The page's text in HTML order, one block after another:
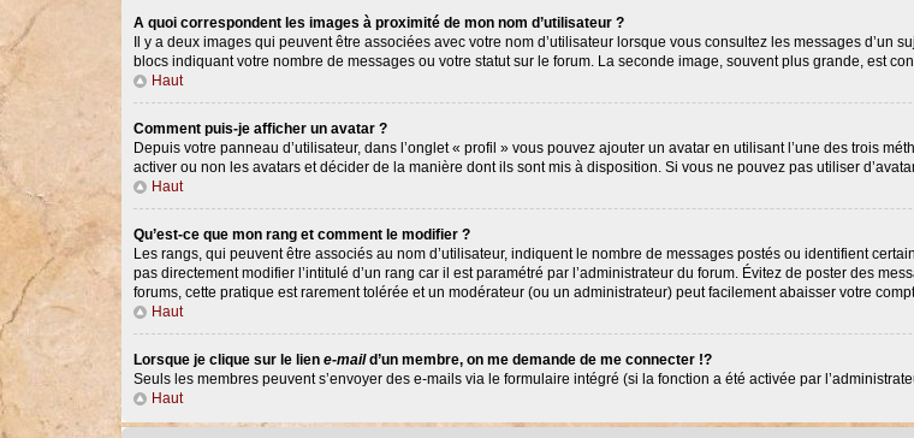
A quoi correspondent les images à proximité de mon nom d’utilisateur ?
Il y a deux images qui peuvent être associées avec votre nom d’utilisateur lorsque vous consultez les messages d’un
blocs indiquant votre nombre de messages ou votre statut sur le forum. La seconde image, souvent plus grande, est
Haut
Comment puis-je afficher un avatar ?
Depuis votre panneau d’utilisateur, dans l’onglet « profil » vous pouvez ajouter un avatar en utilisant l’une des trois
activer ou non les avatars et décider de la manière dont ils sont mis à disposition. Si vous ne pouvez pas utiliser
Haut
Qu’est-ce que mon rang et comment le modifier ?
Les rangs, qui peuvent être associés au nom d’utilisateur, indiquent le nombre de messages postés ou identifient
pas directement modifier l’intitulé d’un rang car il est paramétré par l’administrateur du forum. Évitez de poster des
forums, cette pratique est rarement tolérée et un modérateur (ou un administrateur) peut facilement abaisser votre
Haut
Lorsque je clique sur le lien e-maild’un membre, on me demande de me connecter !?
Seuls les membres peuvent s’envoyer des e-mails via le formulaire intégré (si la fonction a été activée par
Haut